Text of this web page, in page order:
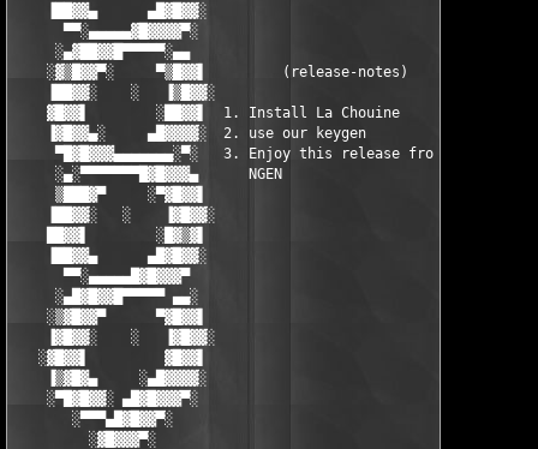
▐██▓▓▄      ▄█▓█▓▓░
▀▀░▄▄▄▄▄▓█▓▓▓▓▀░
░▄▓██▓▓█▀▀▀▀▀░▄▄
░▓▒█▓▓▀░     ▀▒█▓▓▌         (release-notes)
▐██▓▓░    ░   ▐▒█▓▓░
▓█▓▓▌        ░██▓▓▌  1. Install La Chouine
▐▓█▓▓▄░     ▄█▓▓▓▓░  2. use our keygen
▀█▓█▓▓▓▄▄▄▄▄▄▄░▀░   3. Enjoy this release from team
░▄░▀▀▀▀▀▀▀█▓█▓▓▓▄      NGEN
▒███▓▀     ░▀▓█▓▓▌
▐██▓▓░   ░    ▐▓█▓▓░
██▓▓▌        ░█▓▒▓▌
▐██▓▓▄      ▄█▓█▓▓░
▀▀░▄▄▄▄▄█▓█▓▓▓▀
░▄█▓█▓▓█▀▀▀▀▀ ▄▄░
░▒▓█▓▓▀      ▀▓█▓▓▌
▐▓█▓▓░    ░   ▐▓█▓▓░
░▓█▓▓▌         ▓█▓▓▌
▐▒▓█▓▄     ░▄█▓▓▓▓░
░▀█▓█▓▓░ ▄█▓█▓▓▓▀░
░▀▀▀▄█▓█▓▓▀░
░▓█▓▓▓▀░